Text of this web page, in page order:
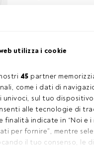
utilizza i cookie
45 partner
come i dati di
sul tuo
alle tecnologie di
finalità indicate in “Noi e
per fornire”, mentre
il tuo consenso, le
riservato agli utenti
accedi tramite il
account, ti invitiamo a
che FundsPeople ha